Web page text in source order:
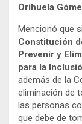
Orihuela
Mencionó que
Constitución
Prevenir y
para la
además de la
eliminación de
las personas
que debe de